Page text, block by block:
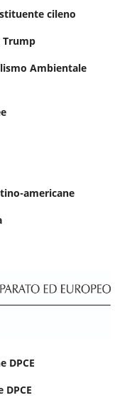
cileno
Trump
Ambientale
americane
DPCE